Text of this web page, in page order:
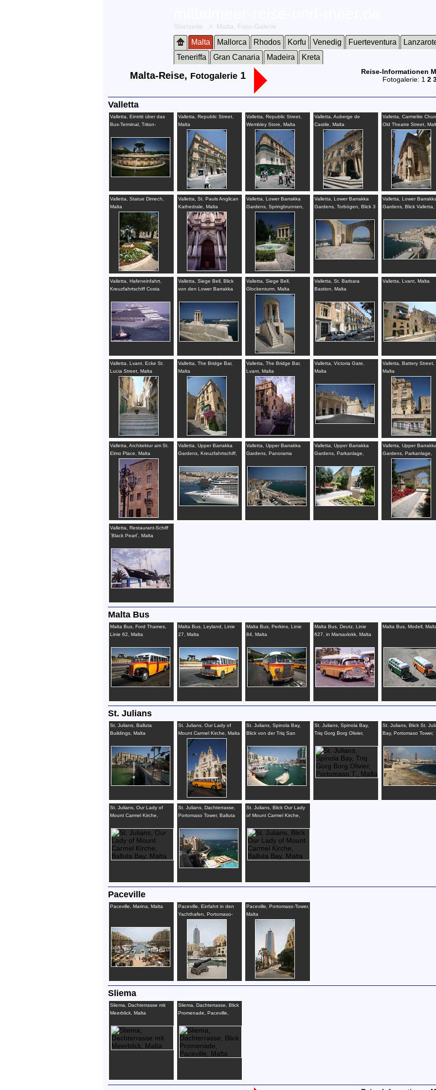
Startseite > Malta, Foto-Galerie
Malta Mallorca Rhodos Korfu Venedig Fuerteventura
Teneriffa
Gran Canaria Madeira Kreta
Malta-Reise, Fotogalerie1
Reise-Informationen
Fotogalerie: 1 2
Valletta
Valletta, Eintritt über das
Bus-Terminal, Triton-
Valletta, Republic Street,
Malta
Valletta, Republic Street,
Wembley Store, Malta
Valletta, Auberge de
Castile, Malta
Valletta, Carmelite
Old Theatre Street,
Valletta, Statue Dimech,
Malta
Valletta, St. Pauls Anglican
Kathedrale, Malta
Valletta, Lower Barrakka
Gardens, Springbrunnen,
Statue, Malta
Valletta, Lower Barrakka
Gardens, Torbögen, Blick 3
Valletta, Lower
Gardens, Blick Valletta,
Valletta, Hafeneinfahrt,
Kreuzfahrtschiff Costa
Valletta, Siege Bell, Blick
von den Lower Barrakka
Valletta, Siege Bell,
Glockenturm, Malta
Valletta, St. Barbara
Bastion, Malta
Valletta, Lvant, Malta
Valletta, Lvant, Ecke St.
Lucia Street, Malta
Valletta, The Bridge Bar,
Malta
Valletta, The Bridge Bar,
Lvant, Malta
Valletta, Victoria Gate,
Malta
Valletta, Battery Street,
Malta
Valletta, Architektur am St.
Elmo Place, Malta
Valletta, Upper Barrakka
Gardens, Kreuzfahrtschiff,
Valletta, Upper Barrakka
Gardens, Panorama
Valletta, Upper Barrakka
Gardens, Parkanlage,
Valletta, Upper
Gardens, Parkanlage,
Malta
Valletta, Restaurant-Schiff
´Black Pearl´, Malta
Malta Bus
Malta Bus, Ford Thames,
Linie 62, Malta
Malta Bus, Leyland, Linie
27, Malta
Malta Bus, Perkins, Linie
84, Malta
Malta Bus, Deutz, Linie
627, in Marsaxlokk, Malta
Malta Bus, Modell,
St. Julians
St. Julians, Balluta
Buildings, Malta
St. Julians, Our Lady of
Mount Carmel Kirche, Malta
St. Julians, Spinola Bay,
Blick von der Triq San
St. Julians, Spinola Bay,
Triq Gorg Borg Olivier,
St. Julians, Blick St.
Bay, Portomaso Tower,
St. Julians, Our Lady of
Mount Carmel Kirche,
St. Julians, Dachterrasse,
Portomaso Tower, Balluta
St. Julians, Blick Our Lady
of Mount Carmel Kirche,
Paceville
Paceville, Marina, Malta
Paceville, Einfahrt in den
Yachthafen, Portomaso-
Paceville, Portomaso-Tower,
Malta
Sliema
Sliema, Dachterrasse mit
Meerblick, Malta
Sliema, Dachterrasse, Blick
Promenade, Paceville,